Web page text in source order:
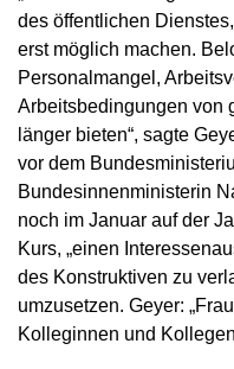
des öffentlichen
erst möglich machen.
Personalmangel,
Arbeitsbedingungen von
länger bieten“, sagte
vor dem
Bundesinnenministerin
noch im Januar auf der
Kurs, „einen
des Konstruktiven zu
umzusetzen. Geyer:
Kolleginnen und